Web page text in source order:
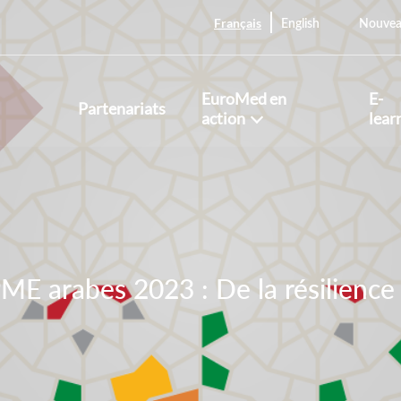
Français English
Partenariats
EuroMed en
action
E-
arabes 2023 : De la